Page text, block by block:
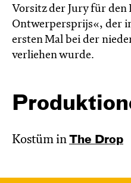
Vorsitz der Jury für den
Ontwerpersprijs«, der
ersten Mal bei der
verliehen wurde.
Kostüm in The Drop